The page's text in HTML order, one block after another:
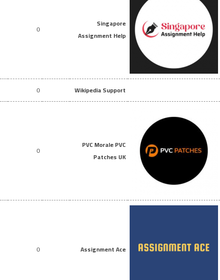
Singapore
Assignment Help
0
Wikipedia Support
0
PVC Morale PVC
Patches UK
0
Assignment Ace
0